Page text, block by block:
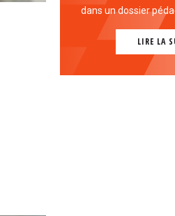
dans un dossier
LIRE LA